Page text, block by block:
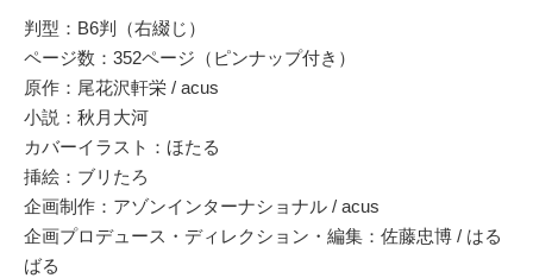
判型：B6判（右綴じ）
ページ数：352ページ（ピンナップ付き）
原作：尾花沢軒栄 / acus
小説：秋月大河
カバーイラスト：ほたる
挿絵：ブリたろ
企画制作：アゾンインターナショナル / acus
企画プロデュース・ディレクション・編集：佐藤忠博 / はる
ばる